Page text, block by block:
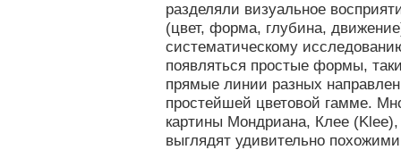
разделяли визуальное
(цвет, форма, глубина,
систематическому
появляться простые формы,
прямые линии разных
простейшей цветовой гамме.
картины Мондриана, Клее (Klee),
выглядят удивительно